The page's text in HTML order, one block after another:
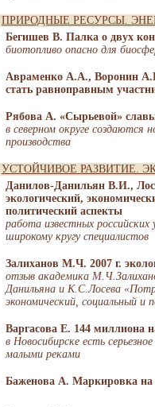
ПРИРОДНЫЕ РЕСУРСЫ.
Бегишев В. Палка о двух
биотопливо опасно для
Авраменко А.А., Воронин
стать равноправным
Рябова А. «Сырьевой» славы
в северном округе создаются
производства
УСТОЙЧИВОЕ РАЗВИТИЕ.
Данилов-Данильян В.И.,
экологический,
политический аспекты
работа известных российских
широкому кругу специалистов
Залиханов М.Ч. 2007 г.
отзыв академика
Данильяна и К.С.Лосева
экономический, социальный и
Варгасова Е. 144 миллиона
в Новосибирске есть
малыми реками
Баженова А. Маркировка на